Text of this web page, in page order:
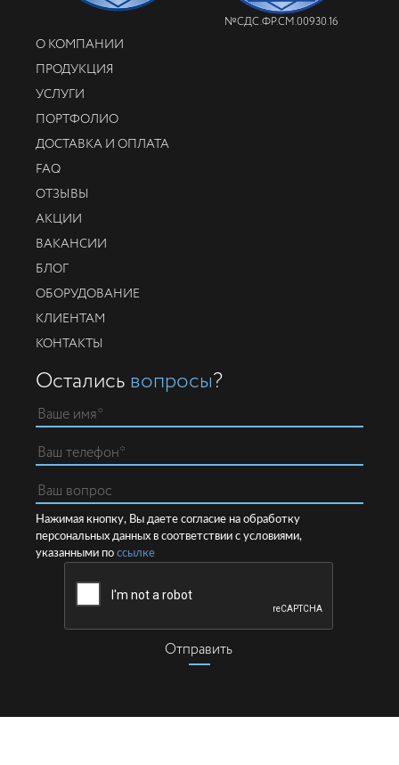
№СДС.ФР.СМ.00930.16
О КОМПАНИИ
ПРОДУКЦИЯ
УСЛУГИ
ПОРТФОЛИО
ДОСТАВКА И ОПЛАТА
FAQ
ОТЗЫВЫ
АКЦИИ
ВАКАНСИИ
БЛОГ
ОБОРУДОВАНИЕ
КЛИЕНТАМ
КОНТАКТЫ
Остались вопросы?
Нажимая кнопку, Вы даете согласие на обработку
персональных данных в соответствии с условиями,
указанными по ссылке